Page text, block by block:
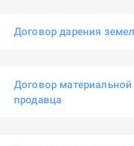
Договор дарения
Договор материальной
продавца